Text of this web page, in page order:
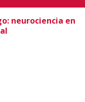
neurociencia en